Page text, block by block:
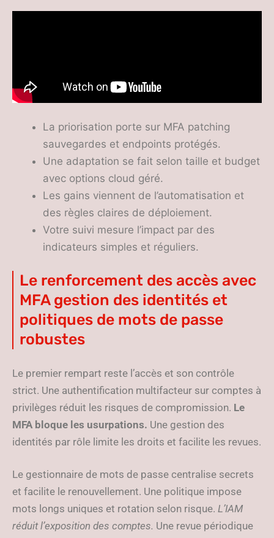
La priorisation porte sur MFA patching
sauvegardes et endpoints protégés.
Une adaptation se fait selon taille et budget
avec options cloud géré.
Les gains viennent de l’automatisation et
des règles claires de déploiement.
Votre suivi mesure l’impact par des
indicateurs simples et réguliers.
Le renforcement des accès avec
MFA gestion des identités et
politiques de mots de passe
robustes
Le premier rempart reste l’accès et son contrôle
strict. Une authentification multifacteur sur comptes à
privilèges réduit les risques de compromission. Le
MFA bloque les usurpations. Une gestion des
identités par rôle limite les droits et facilite les revues.
Le gestionnaire de mots de passe centralise secrets
et facilite le renouvellement. Une politique impose
mots longs uniques et rotation selon risque. L’IAM
réduit l’exposition des comptes. Une revue périodique